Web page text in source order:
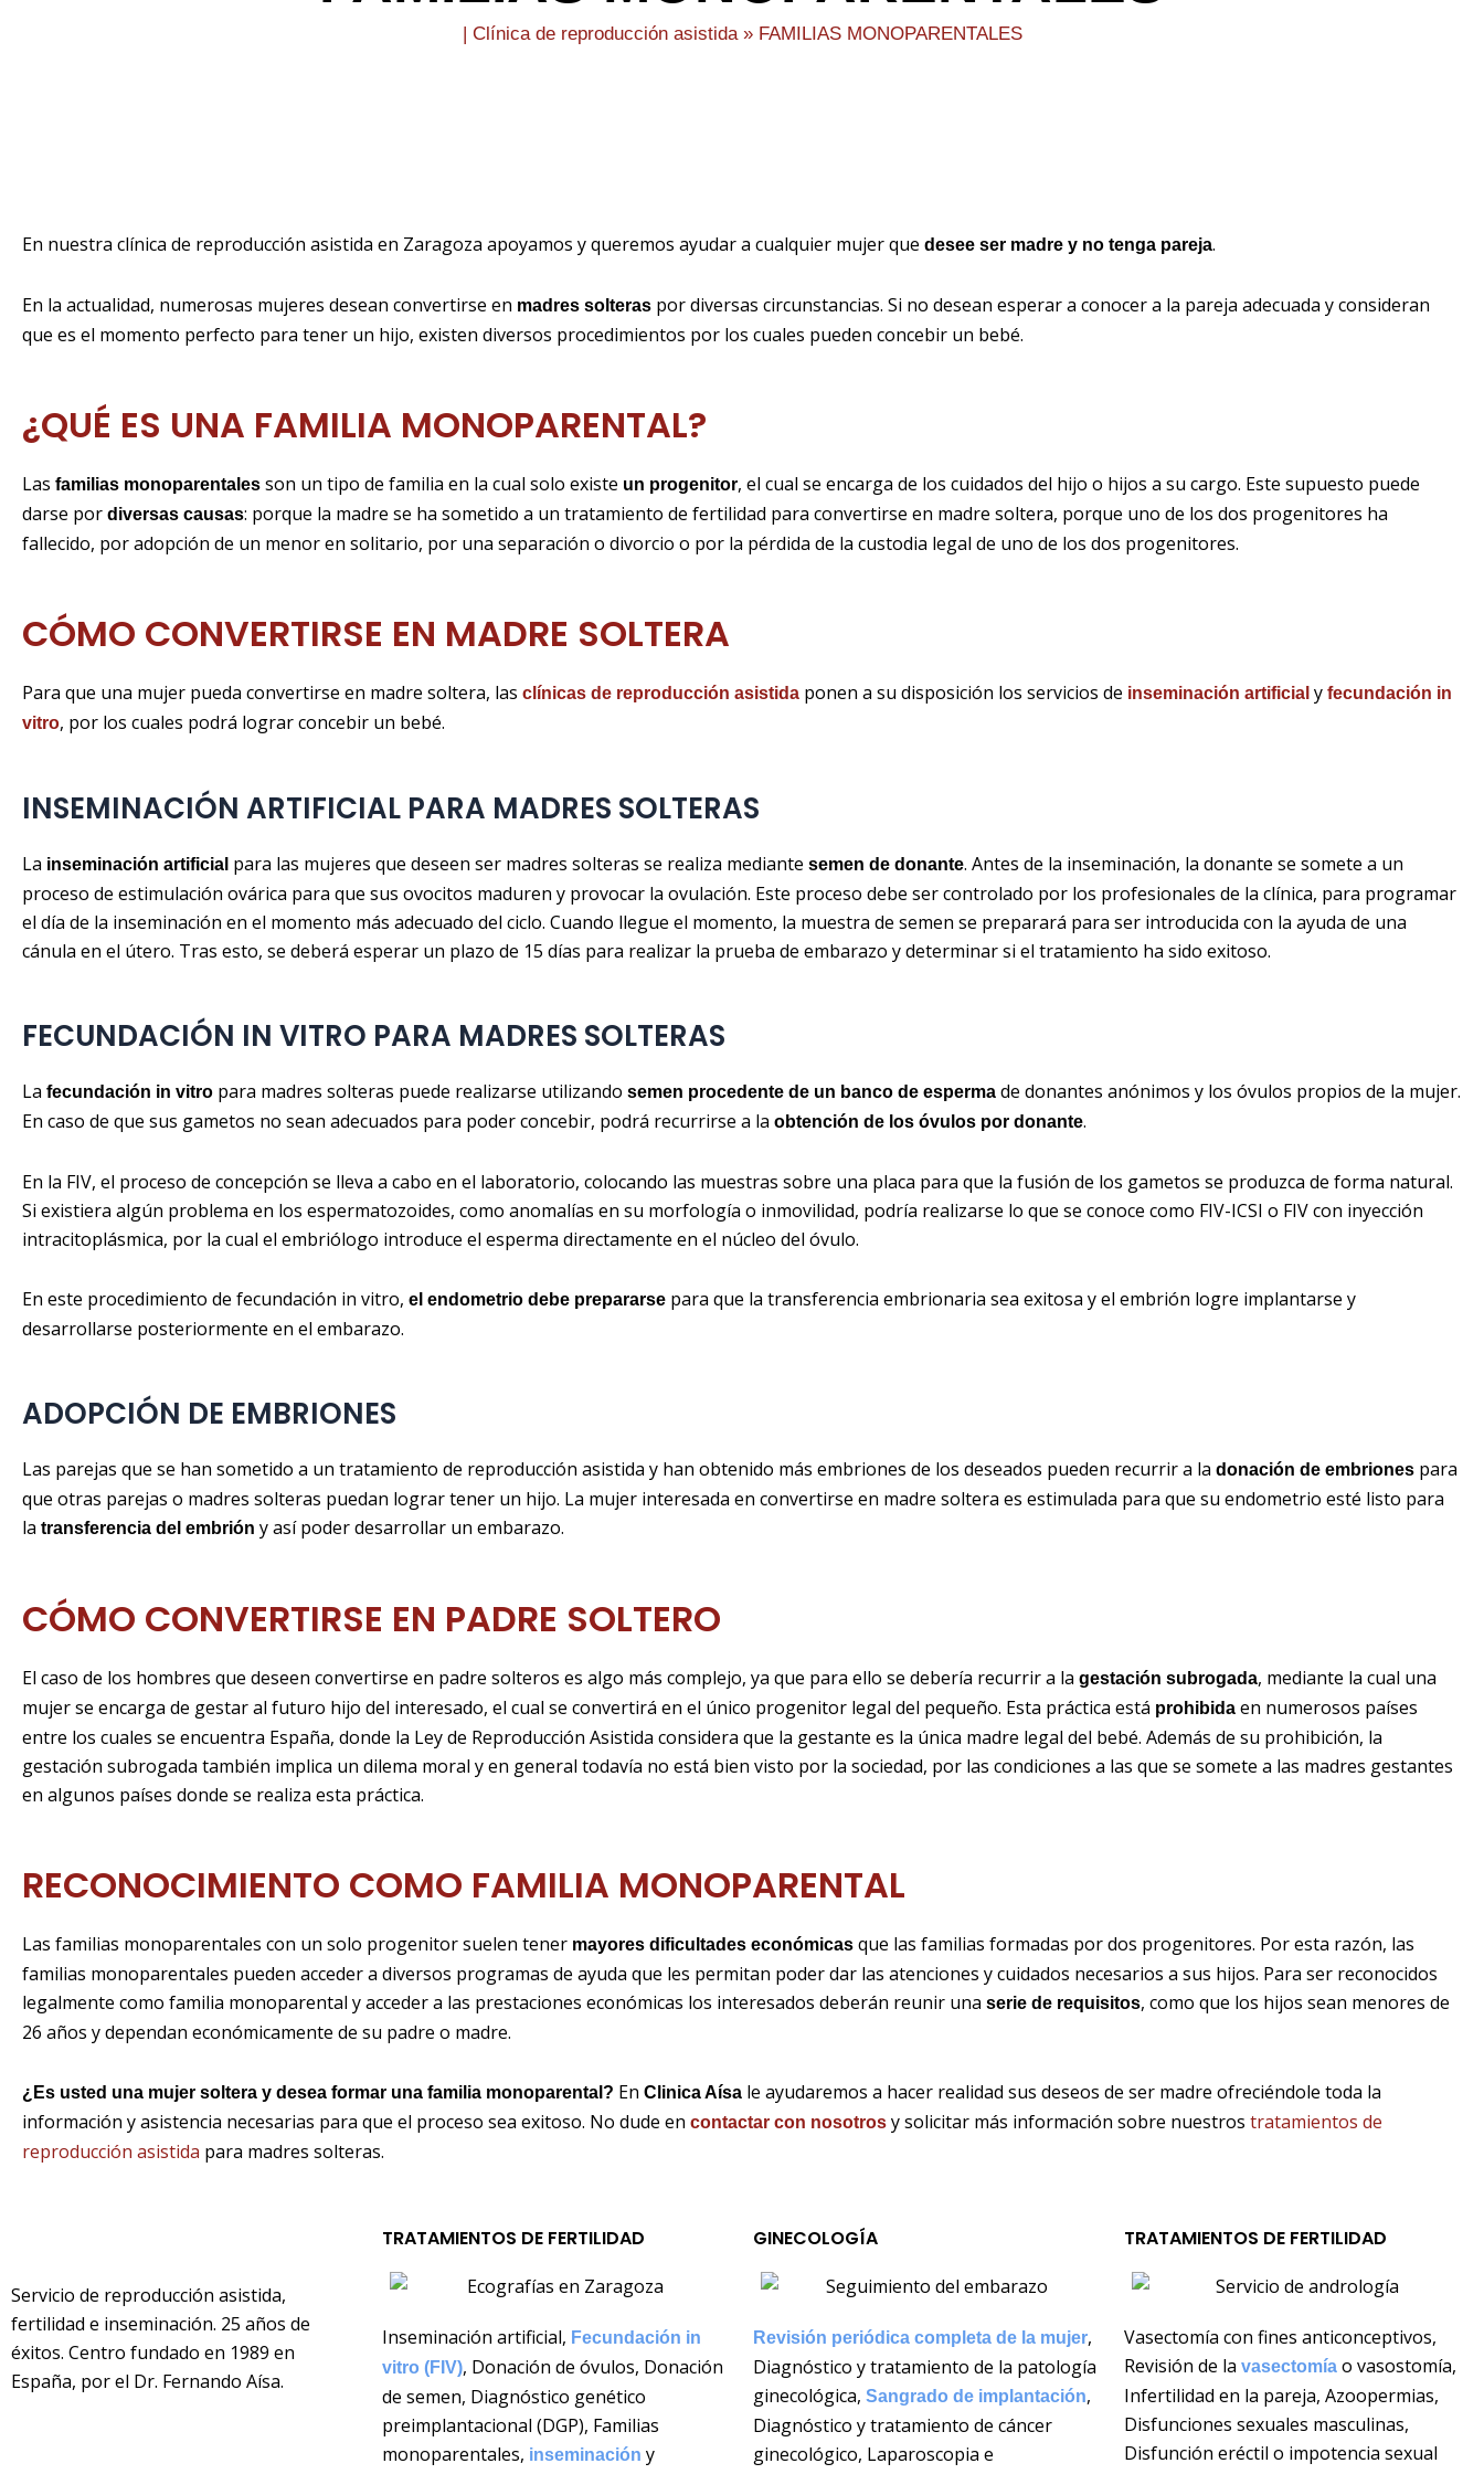
| Clínica de reproducción asistida» FAMILIAS MONOPARENTALES
En nuestra clínica de reproducción asistida en Zaragoza apoyamos y queremos ayudar a cualquier mujer que desee ser madre y no tenga pareja.
En la actualidad, numerosas mujeres desean convertirse en madres solteras por diversas circunstancias. Si no desean esperar a conocer a la pareja adecuada y consideran
que es el momento perfecto para tener un hijo, existen diversos procedimientos por los cuales pueden concebir un bebé.
¿QUÉ ES UNA FAMILIA MONOPARENTAL?
Las familias monoparentales son un tipo de familia en la cual solo existe un progenitor, el cual se encarga de los cuidados del hijo o hijos a su cargo. Este supuesto puede
darse por diversas causas: porque la madre se ha sometido a un tratamiento de fertilidad para convertirse en madre soltera, porque uno de los dos progenitores ha
fallecido, por adopción de un menor en solitario, por una separación o divorcio o por la pérdida de la custodia legal de uno de los dos progenitores.
CÓMO CONVERTIRSE EN MADRE SOLTERA
Para que una mujer pueda convertirse en madre soltera, las clínicas de reproducción asistida ponen a su disposición los servicios de inseminación artificial y fecundación in
vitro, por los cuales podrá lograr concebir un bebé.
INSEMINACIÓN ARTIFICIAL PARA MADRES SOLTERAS
La inseminación artificial para las mujeres que deseen ser madres solteras se realiza mediante semen de donante. Antes de la inseminación, la donante se somete a un
proceso de estimulación ovárica para que sus ovocitos maduren y provocar la ovulación. Este proceso debe ser controlado por los profesionales de la clínica, para programar
el día de la inseminación en el momento más adecuado del ciclo. Cuando llegue el momento, la muestra de semen se preparará para ser introducida con la ayuda de una
cánula en el útero. Tras esto, se deberá esperar un plazo de 15 días para realizar la prueba de embarazo y determinar si el tratamiento ha sido exitoso.
FECUNDACIÓN IN VITRO PARA MADRES SOLTERAS
La fecundación in vitro para madres solteras puede realizarse utilizando semen procedente de un banco de esperma de donantes anónimos y los óvulos propios de la mujer.
En caso de que sus gametos no sean adecuados para poder concebir, podrá recurrirse a la obtención de los óvulos por donante.
En la FIV, el proceso de concepción se lleva a cabo en el laboratorio, colocando las muestras sobre una placa para que la fusión de los gametos se produzca de forma natural.
Si existiera algún problema en los espermatozoides, como anomalías en su morfología o inmovilidad, podría realizarse lo que se conoce como FIV-ICSI o FIV con inyección
intracitoplásmica, por la cual el embriólogo introduce el esperma directamente en el núcleo del óvulo.
En este procedimiento de fecundación in vitro, el endometrio debe prepararse para que la transferencia embrionaria sea exitosa y el embrión logre implantarse y
desarrollarse posteriormente en el embarazo.
ADOPCIÓN DE EMBRIONES
Las parejas que se han sometido a un tratamiento de reproducción asistida y han obtenido más embriones de los deseados pueden recurrir a la donación de embriones para
que otras parejas o madres solteras puedan lograr tener un hijo. La mujer interesada en convertirse en madre soltera es estimulada para que su endometrio esté listo para
la transferencia del embrión y así poder desarrollar un embarazo.
CÓMO CONVERTIRSE EN PADRE SOLTERO
El caso de los hombres que deseen convertirse en padre solteros es algo más complejo, ya que para ello se debería recurrir a la gestación subrogada, mediante la cual una
mujer se encarga de gestar al futuro hijo del interesado, el cual se convertirá en el único progenitor legal del pequeño. Esta práctica está prohibida en numerosos países
entre los cuales se encuentra España, donde la Ley de Reproducción Asistida considera que la gestante es la única madre legal del bebé. Además de su prohibición, la
gestación subrogada también implica un dilema moral y en general todavía no está bien visto por la sociedad, por las condiciones a las que se somete a las madres gestantes
en algunos países donde se realiza esta práctica.
RECONOCIMIENTO COMO FAMILIA MONOPARENTAL
Las familias monoparentales con un solo progenitor suelen tener mayores dificultades económicas que las familias formadas por dos progenitores. Por esta razón, las
familias monoparentales pueden acceder a diversos programas de ayuda que les permitan poder dar las atenciones y cuidados necesarios a sus hijos. Para ser reconocidos
legalmente como familia monoparental y acceder a las prestaciones económicas los interesados deberán reunir una serie de requisitos, como que los hijos sean menores de
26 años y dependan económicamente de su padre o madre.
¿Es usted una mujer soltera y desea formar una familia monoparental? En Clinica Aísa le ayudaremos a hacer realidad sus deseos de ser madre ofreciéndole toda la
información y asistencia necesarias para que el proceso sea exitoso. No dude en contactar con nosotros y solicitar más información sobre nuestros tratamientos de
reproducción asistida para madres solteras.
Servicio de reproducción asistida,
fertilidad e inseminación. 25 años de
éxitos. Centro fundado en 1989 en
España, por el Dr. Fernando Aísa.
TRATAMIENTOS DE FERTILIDAD
Inseminación artificial, Fecundación in
vitro (FIV), Donación de óvulos, Donación
de semen, Diagnóstico genético
preimplantacional (DGP), Familias
monoparentales, inseminación y
GINECOLOGÍA
Revisión periódica completa de la mujer,
Diagnóstico y tratamiento de la patología
ginecológica, Sangrado de implantación,
Diagnóstico y tratamiento de cáncer
ginecológico, Laparoscopia e
TRATAMIENTOS DE FERTILIDAD
Vasectomía con fines anticonceptivos,
Revisión de la vasectomía o vasostomía,
Infertilidad en la pareja, Azoopermias,
Disfunciones sexuales masculinas,
Disfunción eréctil o impotencia sexual